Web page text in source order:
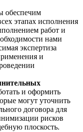
обеспечим
этапах исполнения
работ и
нами
экспертиза
и
и оформить
могут уточнить
договора для
рисков
плоскость.